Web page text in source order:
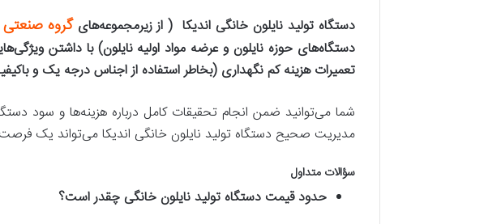
دستگاه تولید نایلون خانگی اندیکا ( از زیرمجموعه‌هایگروه صنعتی
دستگاه‌های حوزه نایلون و عرضه مواد اولیه نایلون) با داشتن
تعمیرات هزینه کم نگهداری (بخاطر استفاده از اجناس درجه یک و
شما می‌توانید ضمن انجام تحقیقات کامل درباره هزینه‌ها و سود
مدیریت صحیح دستگاه تولید نایلون خانگی اندیکا می‌تواند یک فرصت
سؤالات متداول
حدود قیمت دستگاه تولید نایلون خانگی چقدر است؟